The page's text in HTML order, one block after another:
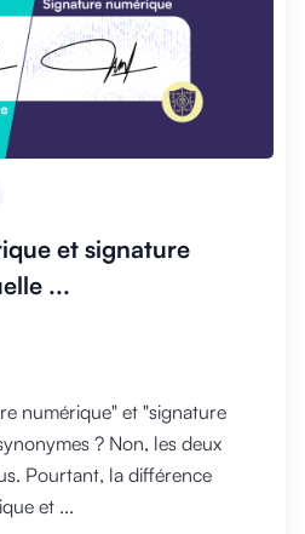
et signature
...
numérique" et "signature
? Non, les deux
Pourtant, la différence
et ...